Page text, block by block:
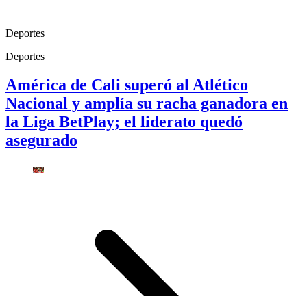
Deportes
Deportes
América de Cali superó al Atlético
Nacional y amplía su racha ganadora en
la Liga BetPlay; el liderato quedó
asegurado